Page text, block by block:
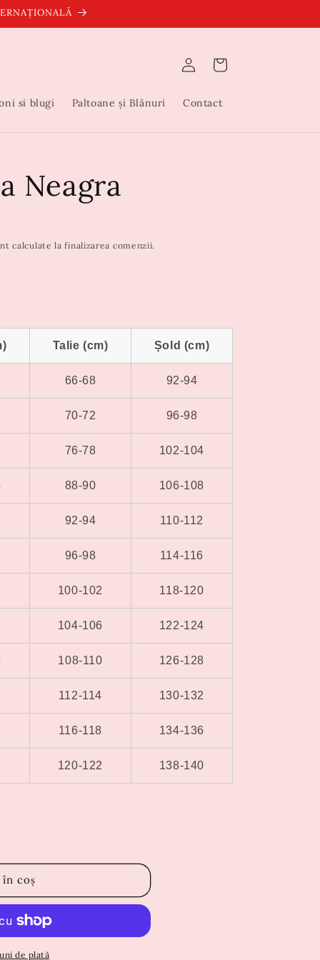
si blugi Paltoane și Blănuri Contact
Conectați-
Coș
Neagra
calculate la finalizarea comenzii.
Talie (cm) Șold (cm)
66-68 92-94
70-72 96-98
76-78 102-104
88-90 106-108
92-94 110-112
96-98 114-116
100-102 118-120
104-106 122-124
108-110 126-128
112-114 130-132
116-118 134-136
120-122 138-140
în coș
de plată